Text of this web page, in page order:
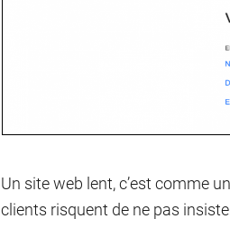
Un site web lent, c’est comme
clients risquent de ne pas